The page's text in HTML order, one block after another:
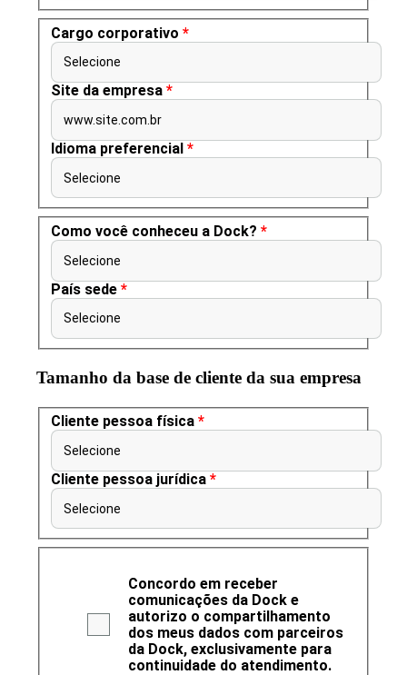
Cargo corporativo *
Selecione
Site da empresa *
www.site.com.br
Idioma preferencial *
Selecione
Como você conheceu a Dock? *
Selecione
País sede *
Selecione
Tamanho da base de cliente da sua empresa
Cliente pessoa física *
Selecione
Cliente pessoa jurídica *
Selecione
Concordo em receber
comunicações da Dock e
autorizo o compartilhamento
dos meus dados com parceiros
da Dock, exclusivamente para
continuidade do atendimento.